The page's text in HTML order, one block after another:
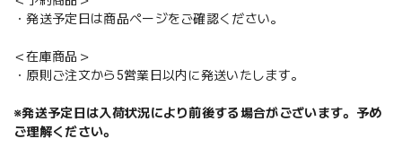
・発送予定日は商品ページをご確認ください。
＜在庫商品＞
・原則ご注文から5営業日以内に発送いたします。
※発送予定日は入荷状況により前後する場合がございます。予め
ご理解ください。